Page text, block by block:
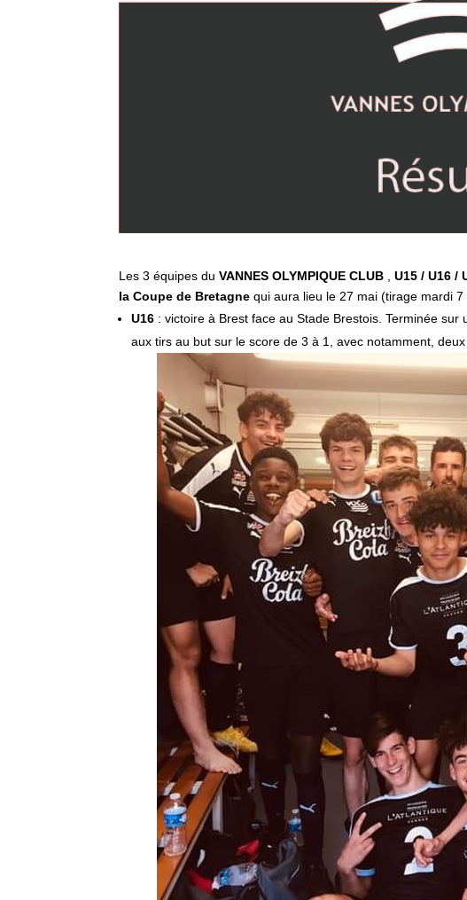
Les 3 équipes du VANNES OLYMPIQUE CLUB ,U15 / U16 /
la Coupe de Bretagne qui aura lieu le 27 mai (tirage mardi 7
U16 : victoire à Brest face au Stade Brestois. Terminée
aux tirs au but sur le score de 3 à 1, avec notamment,